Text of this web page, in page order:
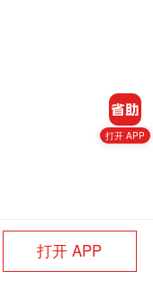
打开 APP
打开 APP